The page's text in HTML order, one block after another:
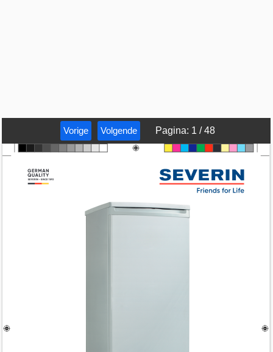
Vorige Volgende Pagina: 1 /48